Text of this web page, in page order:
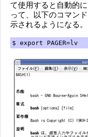
て使用すると自動的
って、以下のコマン
示されるようになる。
$ export PAGER=lv